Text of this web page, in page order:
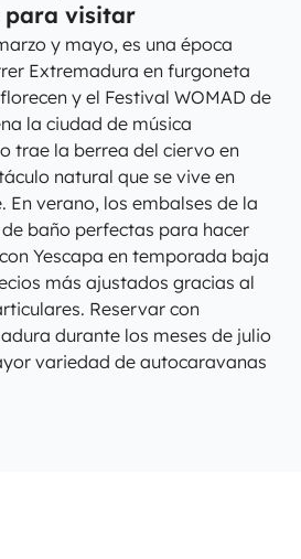
para visitar
y mayo, es una época
Extremadura en furgoneta
y el Festival WOMAD de
la ciudad de música
trae la berrea del ciervo en
natural que se vive en
En verano, los embalses de la
baño perfectas para hacer
Yescapa en temporada baja
más ajustados gracias al
Reservar con
durante los meses de julio
variedad de autocaravanas